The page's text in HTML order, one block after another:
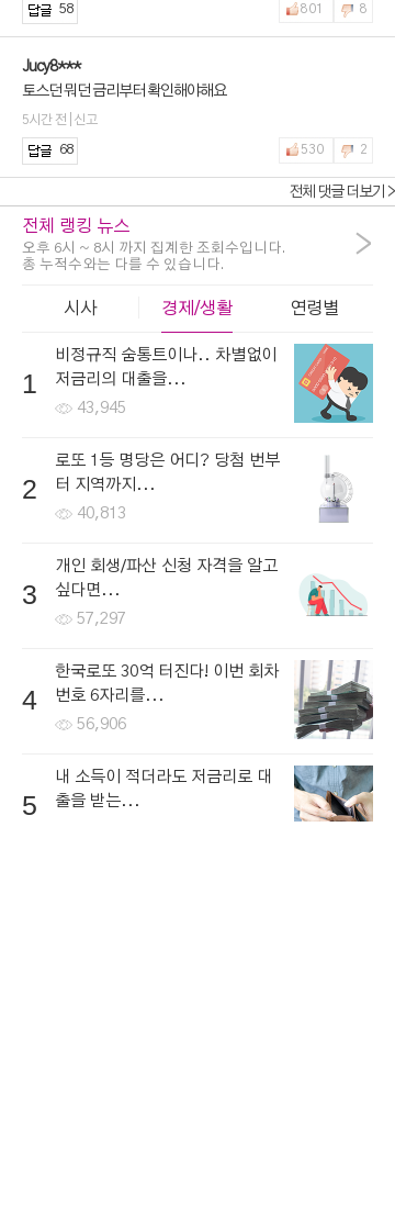
58 801 8
Jucy8***
토스던 뭐던 금리부터 확인해야해요
5시간 전 | 신고
68 530 2
전체 댓글 더보기 >
전체 랭킹 뉴스
오후 6시 ~ 8시 까지 집계한 조회수입니다.
총 누적수와는 다를 수 있습니다.
>
시사 경제/생활 연령별
1
비정규직 숨통트이나.. 차별없이
저금리의 대출을...
43,945
2
로또 1등 명당은 어디? 당첨 번부
터 지역까지...
40,813
3
개인 회생/파산 신청 자격을 알고
싶다면...
57,297
4
한국로또 30억 터진다! 이번 회차
번호 6자리를...
56,906
5
내 소득이 적더라도 저금리로 대
출을 받는...